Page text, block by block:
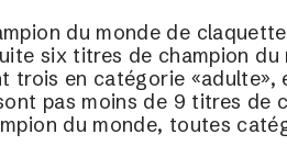
du monde de
six titres de champion
trois en catégorie
pas moins de 9 titres de
du monde, toutes